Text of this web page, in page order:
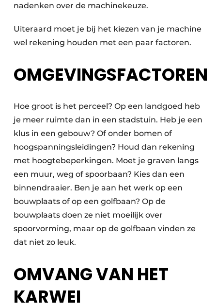
nadenken over de machinekeuze.
Uiteraard moet je bij het kiezen van je machine
wel rekening houden met een paar factoren.
OMGEVINGSFACTOREN
Hoe groot is het perceel? Op een landgoed heb
je meer ruimte dan in een stadstuin. Heb je een
klus in een gebouw? Of onder bomen of
hoogspanningsleidingen? Houd dan rekening
met hoogtebeperkingen. Moet je graven langs
een muur, weg of spoorbaan? Kies dan een
binnendraaier. Ben je aan het werk op een
bouwplaats of op een golfbaan? Op de
bouwplaats doen ze niet moeilijk over
spoorvorming, maar op de golfbaan vinden ze
dat niet zo leuk.
OMVANG VAN HET
KARWEI